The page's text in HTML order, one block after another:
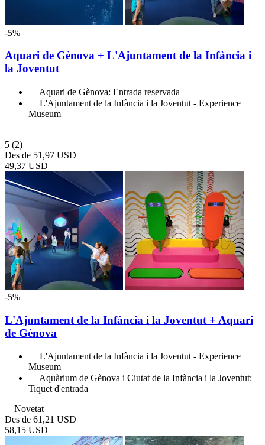
-5%
Aquari de Gènova + L'Ajuntament de la Infància i
la Joventut
Aquari de Gènova: Entrada reservada
L'Ajuntament de la Infància i la Joventut - Experience
Museum
5 (2)
Des de 51,97 USD
49,37 USD
-5%
L'Ajuntament de la Infància i la Joventut + Aquari
de Gènova
L'Ajuntament de la Infància i la Joventut - Experience
Museum
Aquàrium de Gènova i Ciutat de la Infància i la Joventut:
Tiquet d'entrada
Novetat
Des de 61,21 USD
58,15 USD